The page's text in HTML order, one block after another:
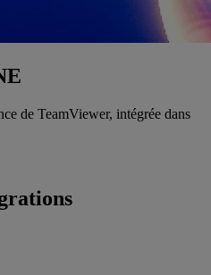
de TeamViewer, intégrée dans